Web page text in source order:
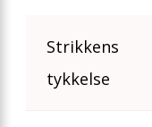
Strikkens
tykkelse